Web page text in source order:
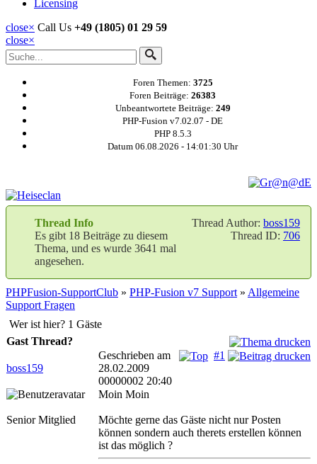
Licensing
close× Call Us +49 (1805) 01 29 59
close×
Foren Themen: 3725
Foren Beiträge: 26383
Unbeantwortete Beiträge: 249
PHP-Fusion v7.02.07 - DE
PHP 8.5.3
Datum 06.08.2026 - 14:01:31 Uhr
Thread Author: boss159
Thread ID: 706
Thread Info
Es gibt 18 Beiträge zu diesem
Thema, und es wurde 3641 mal
angesehen.
PHPFusion-SupportClub » PHP-Fusion v7 Support » Allgemeine
Support Fragen
Wer ist hier? 1 Gäste
Gast Thread?
boss159
#1
Geschrieben am
28.02.2009
00000002 20:40
Senior Mitglied
Moin Moin
Möchte gerne das Gäste nicht nur Posten
können sondern auch therets erstellen können
ist das möglich ?